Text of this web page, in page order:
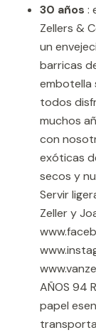
30 años :
Zellers &
un
barricas
embotella
todos
muchos
con
exóticas
secos y
Servir
Zeller y
AÑOS 94
papel